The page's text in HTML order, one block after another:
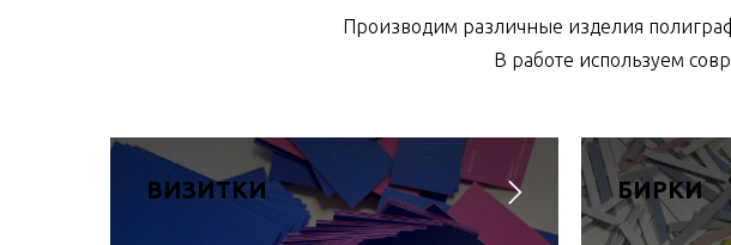
Производим различные изделия
В работе используем
ВИЗИТКИ БИРКИ